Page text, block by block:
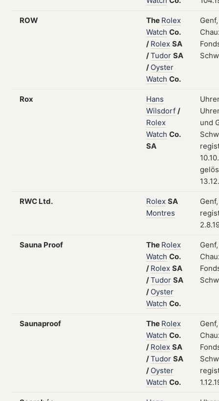
ROW The Rolex
Watch Co.
/ Rolex SA
/Tudor SA
/ Oyster
Watch Co.
Rox
Hans
Wilsdorf /
Rolex
Watch Co.
SA
und
RWC Ltd. Rolex SA
Montres
Sauna Proof The Rolex
Watch Co.
/ Rolex SA
/Tudor SA
/ Oyster
Watch Co.
Saunaproof The Rolex
Watch Co.
/ Rolex SA
/Tudor SA
/ Oyster
Watch Co.